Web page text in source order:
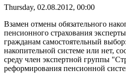
Thursday, 02.08.2012, 00:00
Взамен отмены обязательного
пенсионного страхования
гражданам самостоятельный
накопительной системе или нет,
среду член экспертной группы
реформирования пенсионной